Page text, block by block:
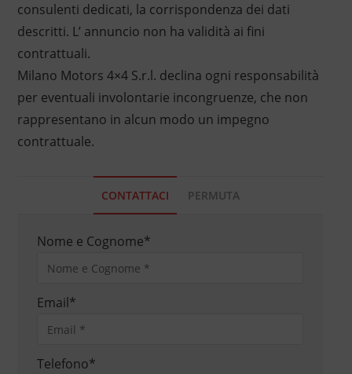
consulenti dedicati, la corrispondenza dei dati
descritti. L’ annuncio non ha validità ai fini
contrattuali.
Milano Motors 4×4 S.r.l. declina ogni responsabilità
per eventuali involontarie incongruenze, che non
rappresentano in alcun modo un impegno
contrattuale.
CONTATTACI PERMUTA
Nome e Cognome*
Email*
Telefono*